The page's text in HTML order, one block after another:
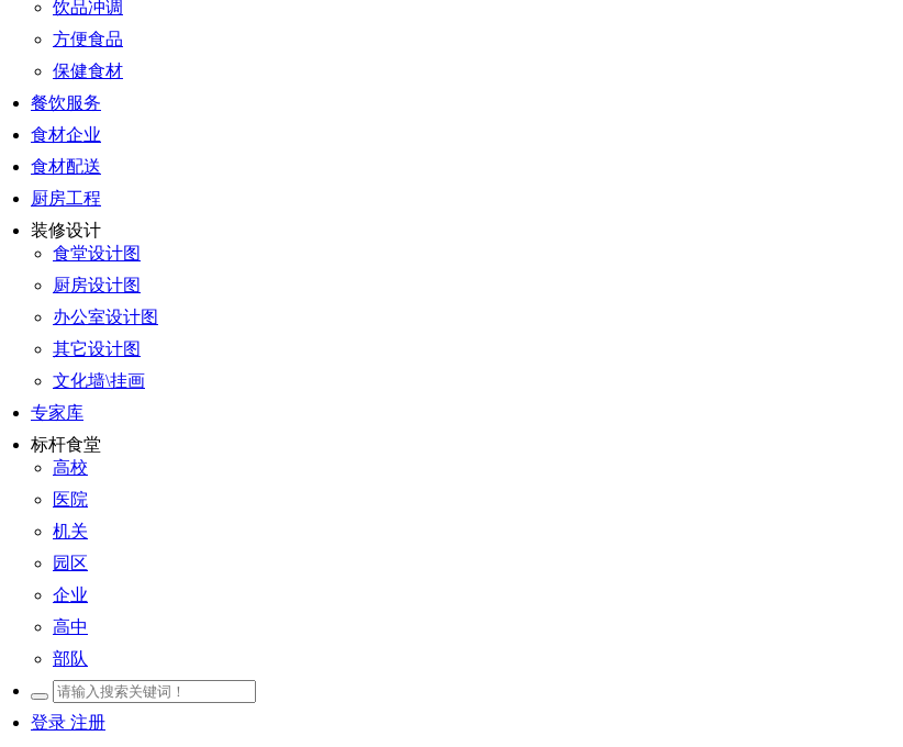
饮品冲调
方便食品
保健食材
餐饮服务
食材企业
食材配送
厨房工程
装修设计
食堂设计图
厨房设计图
办公室设计图
其它设计图
文化墙\挂画
专家库
标杆食堂
高校
医院
机关
园区
企业
高中
部队
登录 注册